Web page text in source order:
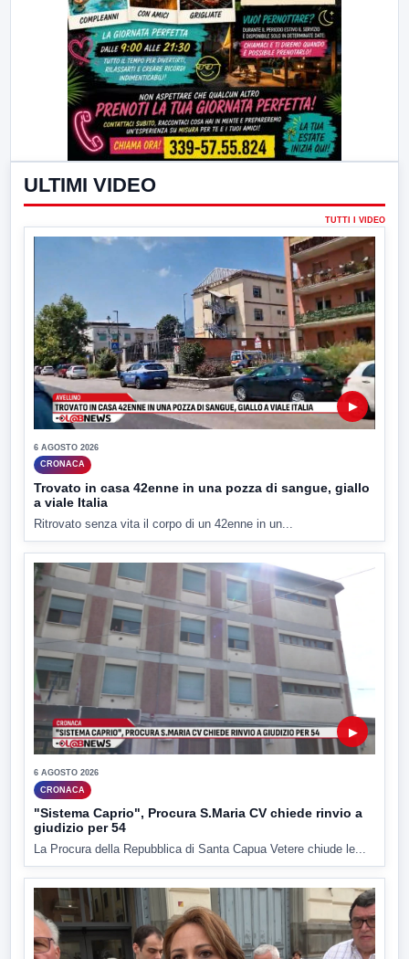
ULTIMI VIDEO
TUTTI I VIDEO
▶
6 AGOSTO 2026
CRONACA
Trovato in casa 42enne in una pozza di sangue, giallo
a viale Italia
Ritrovato senza vita il corpo di un 42enne in un...
▶
6 AGOSTO 2026
CRONACA
"Sistema Caprio", Procura S.Maria CV chiede rinvio a
giudizio per 54
La Procura della Repubblica di Santa Capua Vetere chiude le...